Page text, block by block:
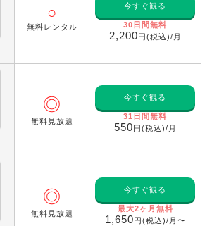
○
無料レンタル
今すぐ観る
30日間無料
2,200円(税込)/月
◎
無料見放題
今すぐ観る
31日間無料
550円(税込)/月
◎
無料見放題
今すぐ観る
最大2ヶ月無料
1,650円(税込)/月〜